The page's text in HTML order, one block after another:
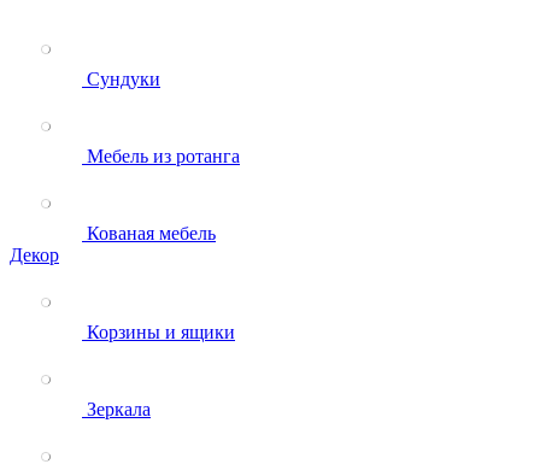
Сундуки
Мебель из ротанга
Кованая мебель
Декор
Корзины и ящики
Зеркала